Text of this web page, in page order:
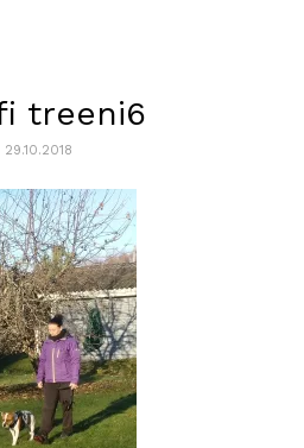
treeni6
29.10.2018